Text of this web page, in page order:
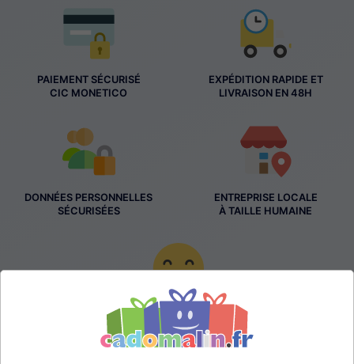
PAIEMENT SÉCURISÉ
CIC MONETICO
EXPÉDITION RAPIDE ET
LIVRAISON EN 48H
DONNÉES PERSONNELLES
SÉCURISÉES
ENTREPRISE LOCALE
À TAILLE HUMAINE
TARIFS AGRESSIFS &
FRANCO LEGER